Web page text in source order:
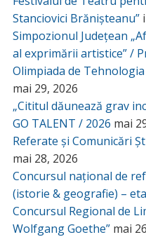
Stanciovici Brănișteanu”
Simpozionul Județean
al exprimării artistice” /
Olimpiada de
mai 29, 2026
„Cititul dăunează grav
GO TALENT / 2026 mai
Referate și Comunicări
mai 28, 2026
Concursul național de
(istorie & geografie) –
Concursul Regional de
Wolfgang Goethe” mai